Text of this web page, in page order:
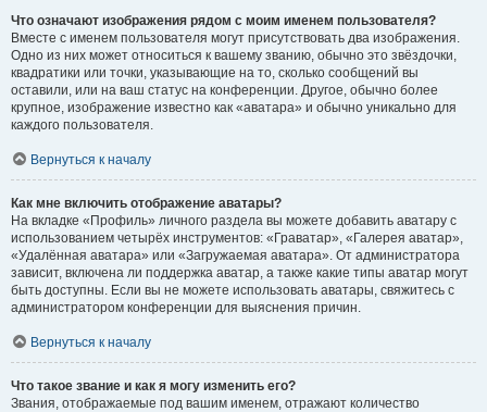
Что означают изображения рядом с моим именем пользователя?
Вместе с именем пользователя могут присутствовать два изображения.
Одно из них может относиться к вашему званию, обычно это звёздочки,
квадратики или точки, указывающие на то, сколько сообщений вы
оставили, или на ваш статус на конференции. Другое, обычно более
крупное, изображение известно как «аватара» и обычно уникально для
каждого пользователя.
Вернуться к началу
Как мне включить отображение аватары?
На вкладке «Профиль» личного раздела вы можете добавить аватару с
использованием четырёх инструментов: «Граватар», «Галерея аватар»,
«Удалённая аватара» или «Загружаемая аватара». От администратора
зависит, включена ли поддержка аватар, а также какие типы аватар могут
быть доступны. Если вы не можете использовать аватары, свяжитесь с
администратором конференции для выяснения причин.
Вернуться к началу
Что такое звание и как я могу изменить его?
Звания, отображаемые под вашим именем, отражают количество